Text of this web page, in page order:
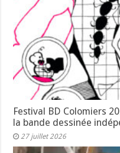
Festival BD Colomiers
la bande dessinée
27 juillet 2026